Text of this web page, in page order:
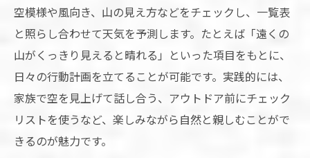
空模様や風向き、山の見え方などをチェックし、一覧表
と照らし合わせて天気を予測します。たとえば「遠くの
山がくっきり見えると晴れる」といった項目をもとに、
日々の行動計画を立てることが可能です。実践的には、
家族で空を見上げて話し合う、アウトドア前にチェック
リストを使うなど、楽しみながら自然と親しむことがで
きるのが魅力です。